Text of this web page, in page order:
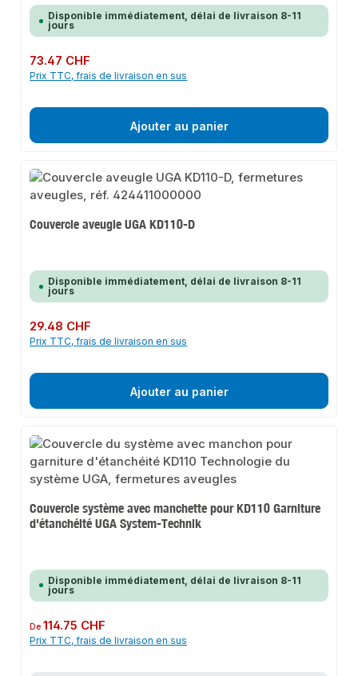
Disponible immédiatement, délai de livraison 8-11
jours
Prix régulier :
73.47 CHF
Prix TTC, frais de livraison en sus
Ajouter au panier
Couvercle aveugle UGA KD110-D
Disponible immédiatement, délai de livraison 8-11
jours
Prix régulier :
29.48 CHF
Prix TTC, frais de livraison en sus
Ajouter au panier
Couvercle système avec manchette pour KD110 Garniture
d'étanchéité UGA System-Technik
Disponible immédiatement, délai de livraison 8-11
jours
Prix régulier :
De114.75 CHF
Prix TTC, frais de livraison en sus